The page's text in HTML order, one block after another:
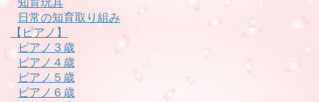
知育玩具
日常の知育取り組み
【ピアノ】
ピアノ３歳
ピアノ４歳
ピアノ５歳
ピアノ６歳